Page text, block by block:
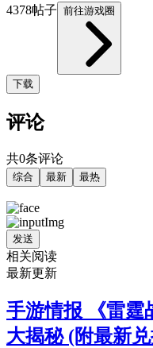
4378帖子 前往游戏圈
下载
评论
共0条评论
综合 最新 最热
发送
相关阅读
最新更新
手游情报 《雷霆
大揭秘 (附最